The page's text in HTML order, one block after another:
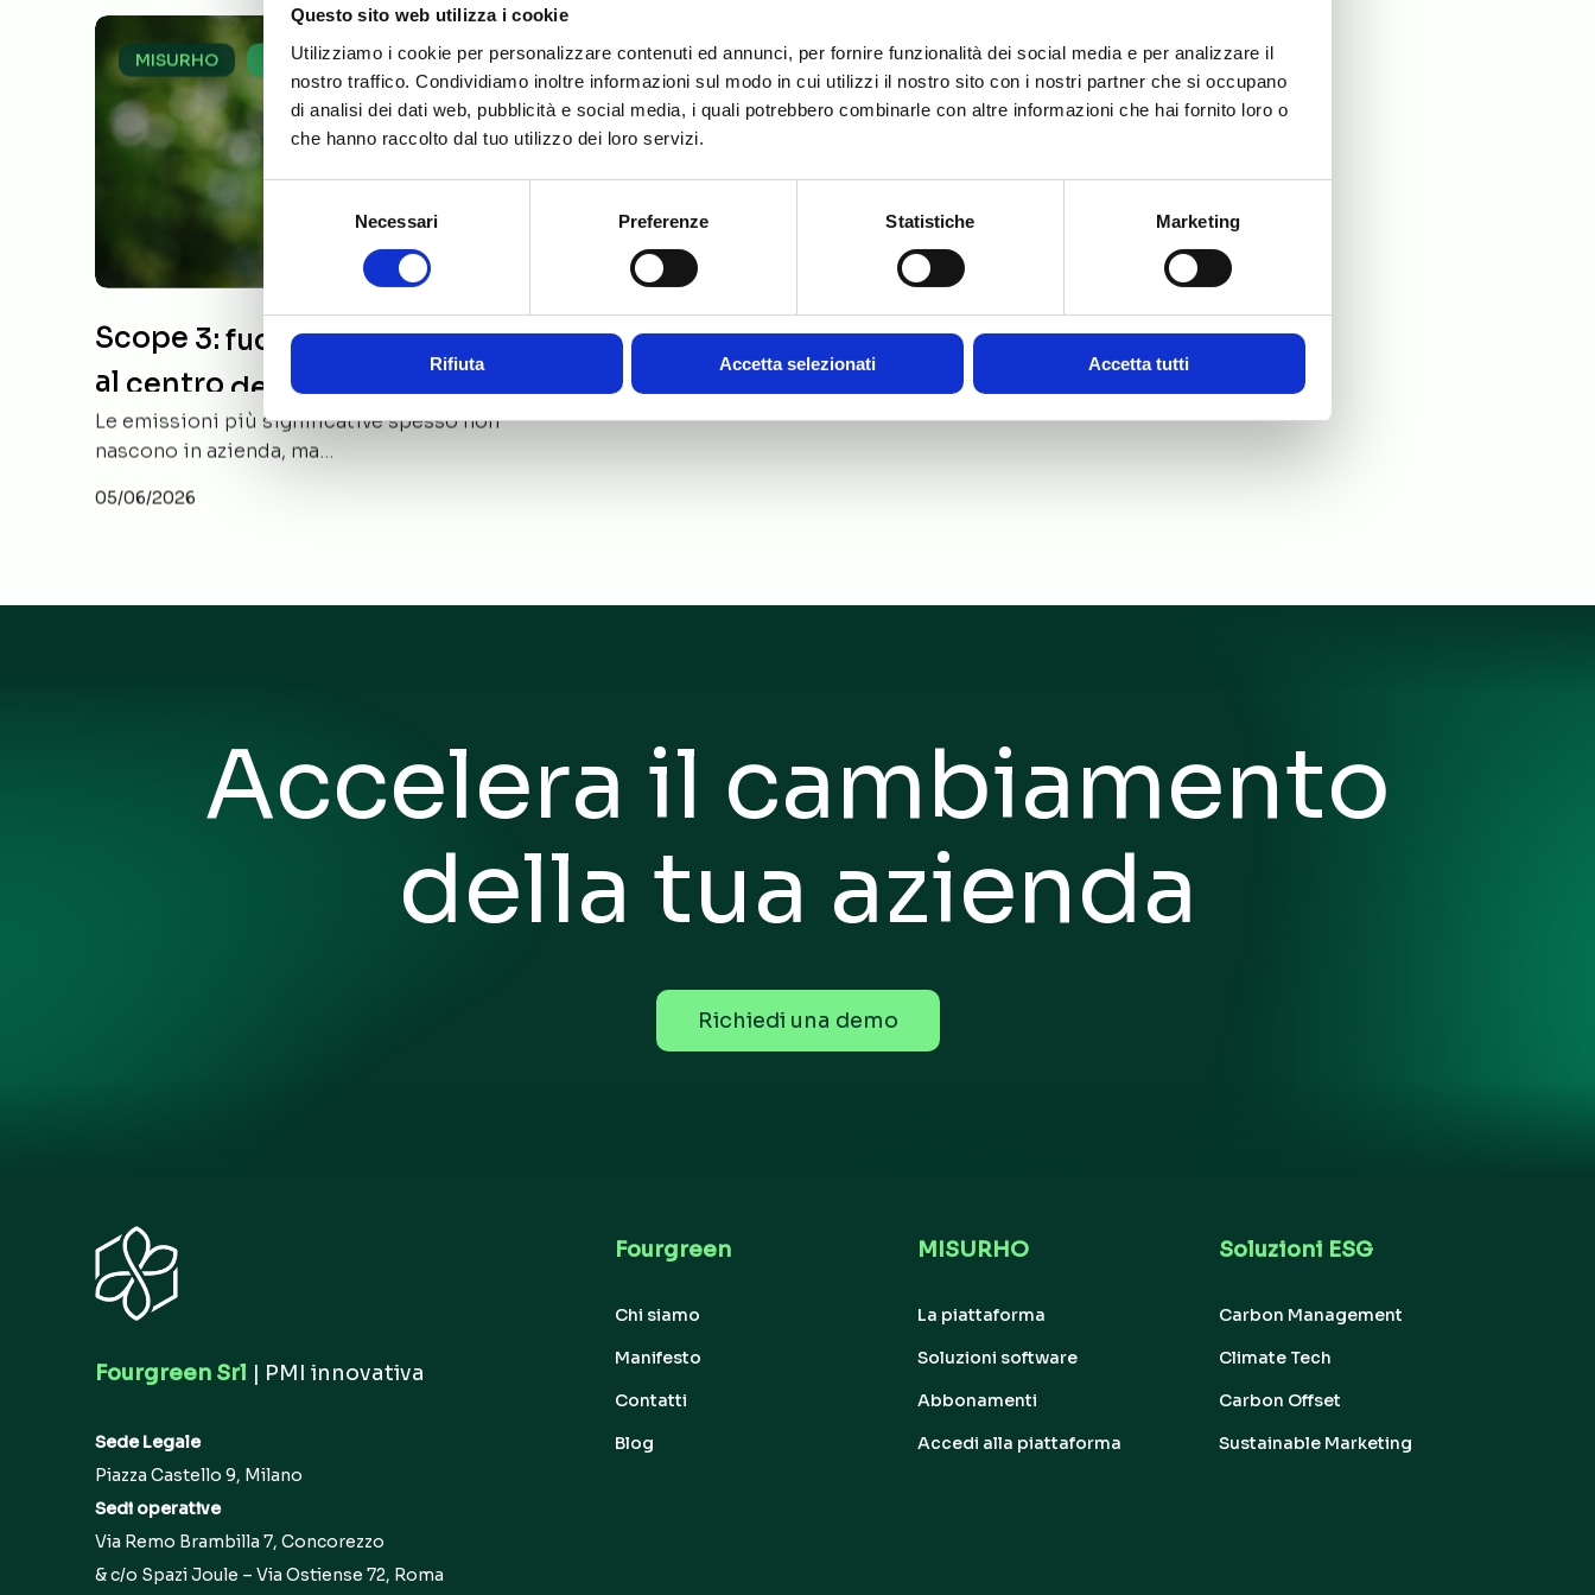
Questo sito web utilizza i cookie
Utilizziamo i cookie per personalizzare contenuti ed annunci, per fornire funzionalità dei social media e per analizzare il
nostro traffico. Condividiamo inoltre informazioni sul modo in cui utilizzi il nostro sito con i nostri partner che si occupano
di analisi dei dati web, pubblicità e social media, i quali potrebbero combinarle con altre informazioni che hai fornito loro o
che hanno raccolto dal tuo utilizzo dei loro servizi.
Necessari Preferenze Statistiche Marketing
Rifiuta Accetta selezionati Accetta tutti
Scope
fuori
dal
perimetro,
della
tua
Scope
fuori
dal
perimetro,
della
tua
MISURHO Soluzioni ESG
Scope 3: fuori dal tuo perimetro,
al centro della tua sostenibilità
Le emissioni più significative spesso non
nascono in azienda, ma…
05/06/2026
Accelera il cambiamento
della tua azienda
Richiedi una demo
Fourgreen Srl | PMI innovativa
Sede Legale
Piazza Castello 9, Milano
Sedi operative
Via Remo Brambilla 7, Concorezzo
& c/o Spazi Joule – Via Ostiense 72, Roma
Fourgreen
Chi siamo
Manifesto
Contatti
Blog
MISURHO
La piattaforma
Soluzioni software
Abbonamenti
Accedi alla piattaforma
Soluzioni ESG
Carbon Management
Climate Tech
Carbon Offset
Sustainable Marketing